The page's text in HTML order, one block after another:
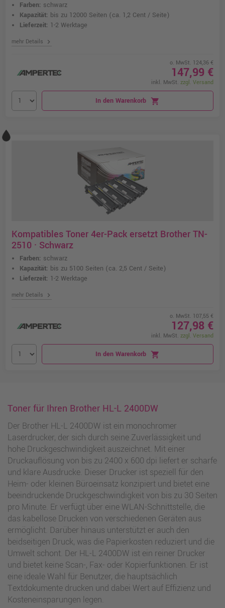
Farben: schwarz
Kapazität: bis zu 12000 Seiten (ca. 1,2 Cent / Seite)
Lieferzeit: 1-2 Werktage
mehr Details chevron_right
o. MwSt. 124,36 €
147,99 €
inkl. MwSt. zzgl. Versand
In den Warenkorb shopping_cart
Kompatibles Toner 4er-Pack ersetzt Brother TN-
2510 · Schwarz
Farben: schwarz
Kapazität: bis zu 5100 Seiten (ca. 2,5 Cent / Seite)
Lieferzeit: 1-2 Werktage
mehr Details chevron_right
o. MwSt. 107,55 €
127,98 €
inkl. MwSt. zzgl. Versand
In den Warenkorb shopping_cart
Toner für Ihren Brother HL-L 2400DW
Der Brother HL-L 2400DW ist ein monochromer
Laserdrucker, der sich durch seine Zuverlässigkeit und
hohe Druckgeschwindigkeit auszeichnet. Mit einer
Druckauflösung von bis zu 2400 x 600 dpi liefert er scharfe
und klare Ausdrucke. Dieser Drucker ist speziell für den
Heim- oder kleinen Büroeinsatz konzipiert und bietet eine
beeindruckende Druckgeschwindigkeit von bis zu 30 Seiten
pro Minute. Er verfügt über eine WLAN-Schnittstelle, die
das kabellose Drucken von verschiedenen Geräten aus
ermöglicht. Darüber hinaus unterstützt er auch den
beidseitigen Druck, was die Papierkosten reduziert und die
Umwelt schont. Der HL-L 2400DW ist ein reiner Drucker
und bietet keine Scan-, Fax- oder Kopierfunktionen. Er ist
eine ideale Wahl für Benutzer, die hauptsächlich
Textdokumente drucken und dabei Wert auf Effizienz und
Kosteneinsparungen legen.